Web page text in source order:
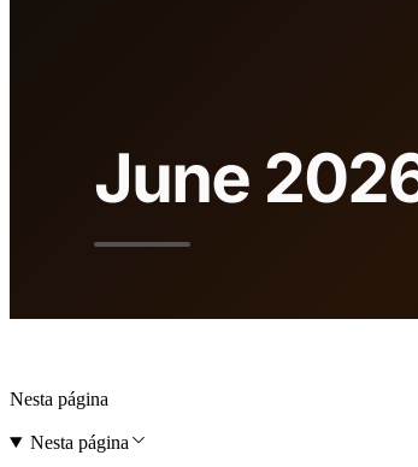
Nesta página
Nesta página